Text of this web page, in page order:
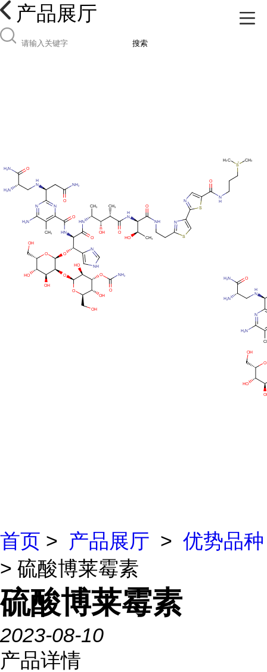
产品展厅
搜索
首页 > 产品展厅 > 优势品种
> 硫酸博莱霉素
硫酸博莱霉素
2023-08-10
产品详情